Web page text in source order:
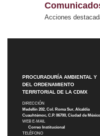
Acciones
PROCURADURÍA AMBIENTAL Y
DEL ORDENAMIENTO
TERRITORIAL DE LA CDMX
DIRECCIÓN
Medellín 202, Col. Roma Sur, Alcaldía
Cuauhtémoc, C.P. 06700, Ciudad de México
WEB E-MAIL
Correo Institucional
TELÉFONO